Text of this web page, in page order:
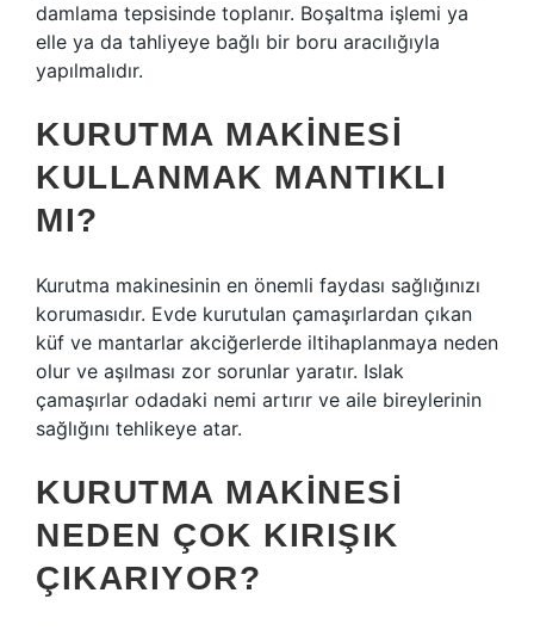
damlama tepsisinde toplanır. Boşaltma işlemi ya
elle ya da tahliyeye bağlı bir boru aracılığıyla
yapılmalıdır.
KURUTMA MAKINESI
KULLANMAK MANTIKLI
MI?
Kurutma makinesinin en önemli faydası sağlığınızı
korumasıdır. Evde kurutulan çamaşırlardan çıkan
küf ve mantarlar akciğerlerde iltihaplanmaya neden
olur ve aşılması zor sorunlar yaratır. Islak
çamaşırlar odadaki nemi artırır ve aile bireylerinin
sağlığını tehlikeye atar.
KURUTMA MAKINESI
NEDEN ÇOK KIRIŞIK
ÇIKARIYOR?